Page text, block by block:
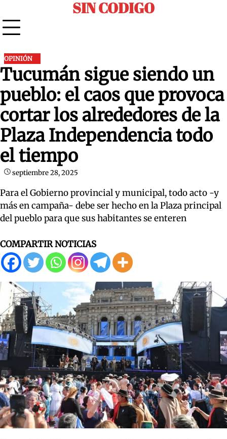
to
content
SIN CODIGO
OPINIÓN
Tucumán sigue siendo un
pueblo: el caos que provoca
cortar los alrededores de la
Plaza Independencia todo
el tiempo
septiembre 28, 2025
Para el Gobierno provincial y municipal, todo acto -y
más en campaña- debe ser hecho en la Plaza principal
del pueblo para que sus habitantes se enteren
COMPARTIR NOTICIAS